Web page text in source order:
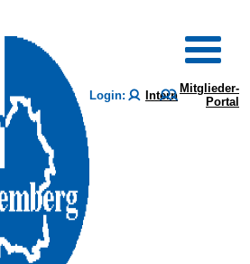
Login: Intern Mitglieder-
Portal